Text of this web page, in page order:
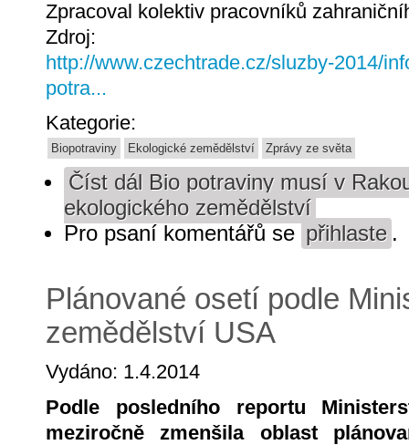
Zpracoval kolektiv pracovníků
Zdroj:
http://www.czechtrade.cz/sluzby-2014/
potra...
Kategorie:
Biopotraviny Ekologické zemědělství Zprávy ze světa
Číst dál Bio potraviny musí v
ekologického zemědělství
Pro psaní komentářů se přihlaste .
Plánované osetí podle
zemědělství USA
Vydáno: 1.4.2014
Podle posledního reportu
meziročně zmenšila oblast